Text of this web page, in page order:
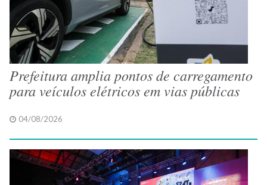
Prefeitura amplia pontos de carregamento
para veículos elétricos em vias públicas
04/08/2026